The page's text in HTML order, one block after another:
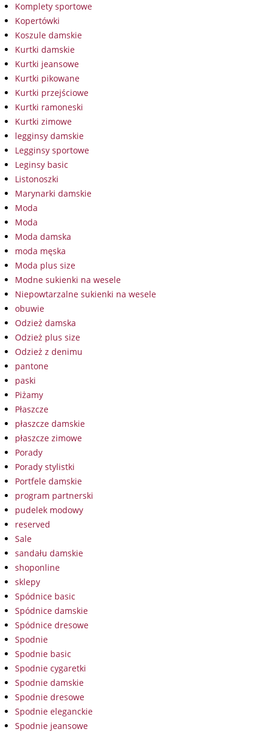
Komplety sportowe
Kopertówki
Koszule damskie
Kurtki damskie
Kurtki jeansowe
Kurtki pikowane
Kurtki przejściowe
Kurtki ramoneski
Kurtki zimowe
legginsy damskie
Legginsy sportowe
Leginsy basic
Listonoszki
Marynarki damskie
Moda
Moda
Moda damska
moda męska
Moda plus size
Modne sukienki na wesele
Niepowtarzalne sukienki na wesele
obuwie
Odzież damska
Odzież plus size
Odzież z denimu
pantone
paski
Piżamy
Płaszcze
płaszcze damskie
płaszcze zimowe
Porady
Porady stylistki
Portfele damskie
program partnerski
pudelek modowy
reserved
Sale
sandału damskie
shoponline
sklepy
Spódnice basic
Spódnice damskie
Spódnice dresowe
Spodnie
Spodnie basic
Spodnie cygaretki
Spodnie damskie
Spodnie dresowe
Spodnie eleganckie
Spodnie jeansowe